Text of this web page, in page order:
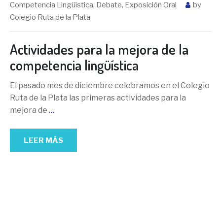
Competencia Lingüística, Debate, Exposición Oral
by
Colegio Ruta de la Plata
Actividades para la mejora de la
competencia lingüística
El pasado mes de diciembre celebramos en el Colegio
Ruta de la Plata las primeras actividades para la
mejora de …
LEER MÁS